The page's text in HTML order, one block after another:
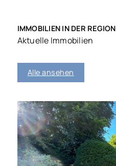
IMMOBILIEN IN DER REGION
Aktuelle Immobilien
Alle ansehen